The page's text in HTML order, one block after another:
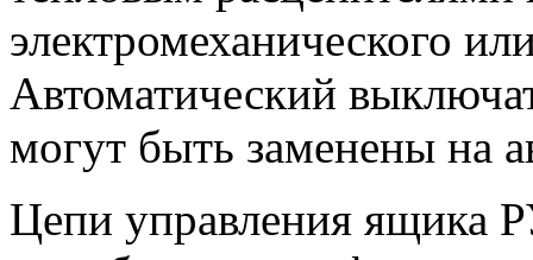
электромеханического
Автоматический
могут быть заменены на
Цепи управления ящика